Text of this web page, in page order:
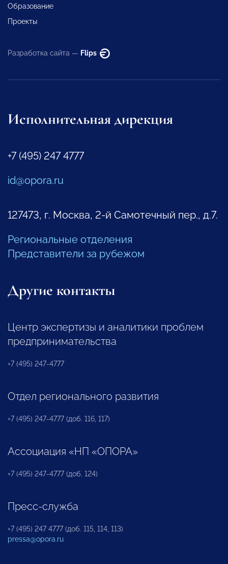
Образование
Проекты
Разработка сайта — Flips
Исполнительная дирекция
+7 (495) 247 4777
id@opora.ru
127473, г. Москва, 2-й Самотечный пер., д.7.
Региональные отделения
Представители за рубежом
Другие контакты
Центр экспертизы и аналитики проблем
предпринимательства
+7 (495) 247-4777
Отдел регионального развития
+7 (495) 247-4777 (доб. 116, 117)
Ассоциация «НП «ОПОРА»
+7 (495) 247-4777 (доб. 124)
Пресс-служба
+7 (495) 247 4777 (доб. 115, 114, 113)
pressa@opora.ru